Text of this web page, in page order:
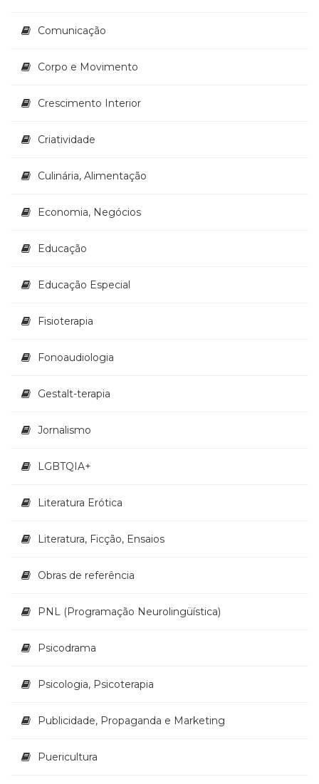
(22)
(30)
Ocupacional
Treinamento
(65)
(1)
Prática
Comunicação
Corpo e Movimento
Crescimento Interior
Criatividade
Culinária, Alimentação
Economia, Negócios
Educação
Educação Especial
Fisioterapia
Fonoaudiologia
Gestalt-terapia
Jornalismo
LGBTQIA+
Literatura Erótica
Literatura, Ficção, Ensaios
Obras de referência
PNL (Programação Neurolingüística)
Psicodrama
Psicologia, Psicoterapia
Publicidade, Propaganda e Marketing
Puericultura